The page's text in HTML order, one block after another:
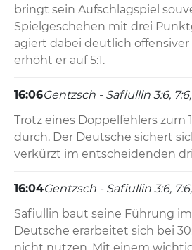
bringt sein Aufschlagspiel
Spielgeschehen mit drei
agiert dabei deutlich
erhöht er auf 5:1.
16:06Gentzsch - Safiullin 3:6, 7:6,
Trotz eines Doppelfehlers zum
durch. Der Deutsche sichert
verkürzt im entscheidenden
16:04Gentzsch - Safiullin 3:6,
Safiullin baut seine Führung
Deutsche erarbeitet sich bei